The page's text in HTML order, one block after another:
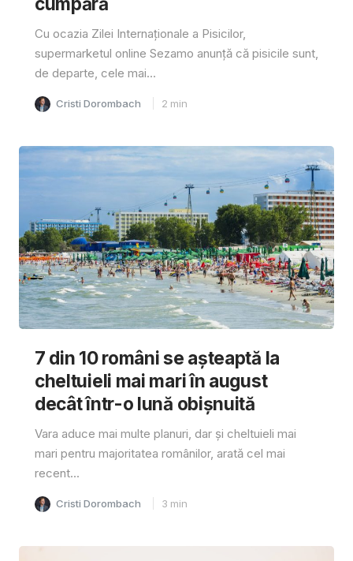
Cu ocazia Zilei Internaționale a Pisicilor,
supermarketul online Sezamo anunță că pisicile sunt,
de departe, cele mai...
Cristi Dorombach 2 min
7 din 10 români se așteaptă la
cheltuieli mai mari în august
decât într-o lună obișnuită
Vara aduce mai multe planuri, dar și cheltuieli mai
mari pentru majoritatea românilor, arată cel mai
recent...
Cristi Dorombach 3 min